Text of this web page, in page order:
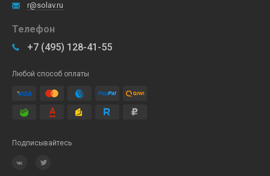
r@solav.ru
Телефон
+7 (495) 128-41-55
Любой способ оплаты
Подписывайтесь